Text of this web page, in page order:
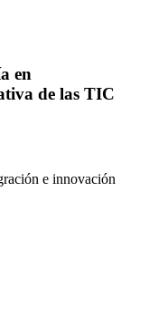
en
de las TIC
e innovación